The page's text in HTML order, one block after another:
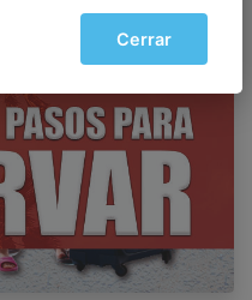
Cerrar